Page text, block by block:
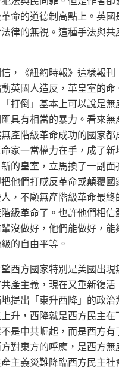
命的道德制高點上。英國
律的無視。這種手法與
，《紐約時報》這樣報
英國人造反，革皇室的命
打倒」基本上可以說是無
具有相當的暴力。看來
產階級革命成功的國家都
家一當權力在手，成了新
的皇室，立馬換了一副面
他們打成反革命或顛覆國
，不顧無產階級革命最
級革命了。也許他們相
沒做好，他們能做好，
的自由平等。
西方國家特別是美國出
產主義，現在又重新復
提出「東升西降」的政
升，西降就是西方民主
是中共崛起，而是西方
對東方的呼應，是西方無
主義災難降臨西方民主社